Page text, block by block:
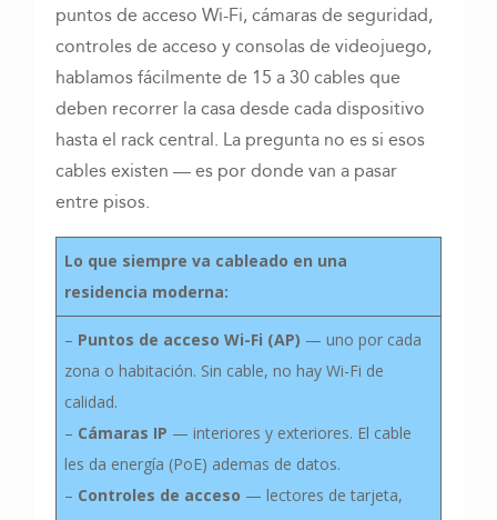
puntos de acceso Wi-Fi, cámaras de seguridad,
controles de acceso y consolas de videojuego,
hablamos fácilmente de 15 a 30 cables que
deben recorrer la casa desde cada dispositivo
hasta el rack central. La pregunta no es si esos
cables existen — es por donde van a pasar
entre pisos.
Lo que siempre va cableado en una
residencia moderna:
– Puntos de acceso Wi-Fi (AP) — uno por cada
zona o habitación. Sin cable, no hay Wi-Fi de
calidad.
– Cámaras IP — interiores y exteriores. El cable
les da energía (PoE) ademas de datos.
– Controles de acceso — lectores de tarjeta,